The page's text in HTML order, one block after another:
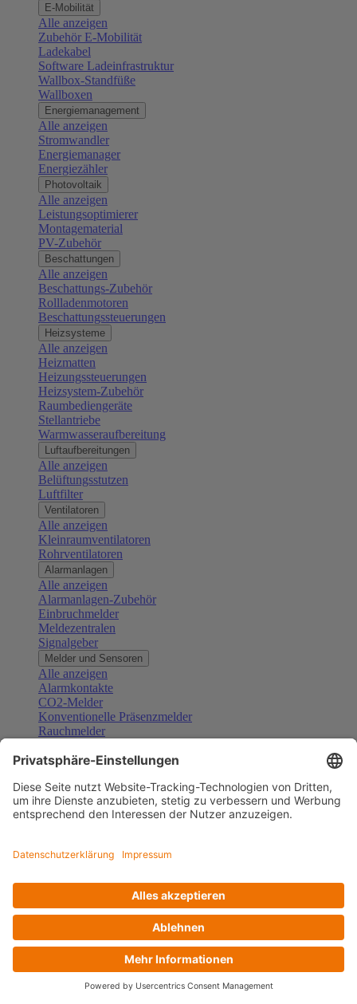
E-Mobilität
Alle anzeigen
Zubehör E-Mobilität
Ladekabel
Software Ladeinfrastruktur
Wallbox-Standfüße
Wallboxen
Energiemanagement
Alle anzeigen
Stromwandler
Energiemanager
Energiezähler
Photovoltaik
Alle anzeigen
Leistungsoptimierer
Montagematerial
PV-Zubehör
Beschattungen
Alle anzeigen
Beschattungs-Zubehör
Rollladenmotoren
Beschattungssteuerungen
Heizsysteme
Alle anzeigen
Heizmatten
Heizungssteuerungen
Heizsystem-Zubehör
Raumbediengeräte
Stellantriebe
Warmwasseraufbereitung
Luftaufbereitungen
Alle anzeigen
Belüftungsstutzen
Luftfilter
Ventilatoren
Alle anzeigen
Kleinraumventilatoren
Rohrventilatoren
Alarmanlagen
Alle anzeigen
Alarmanlagen-Zubehör
Einbruchmelder
Meldezentralen
Signalgeber
Melder und Sensoren
Alle anzeigen
Alarmkontakte
CO2-Melder
Konventionelle Präsenzmelder
Rauchmelder
Gefahrenmelder
Türsprechanlagen
Alle anzeigen
Außenstationen
Klingeltaster und Gongs
Sprechanlagen-Sets
Zubehör Türkommunikation
Videoüberwachung
Zubehör Videoüberwachung
Alle anzeigen